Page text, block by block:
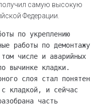
самую высокую
Федерации.
по укреплению
работы по демонтажу
числе и аварийных
вычинке кладки.
слоя стал понятен
кладкой, и сейчас
часть